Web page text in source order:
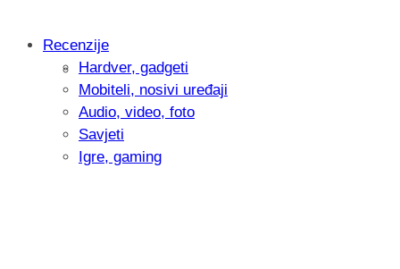
Intervju: Goran Jović, fotograf -
Recenzije
Hardver, gadgeti
Mobiteli, nosivi uređaji
Audio, video, foto
Savjeti
Igre, gaming